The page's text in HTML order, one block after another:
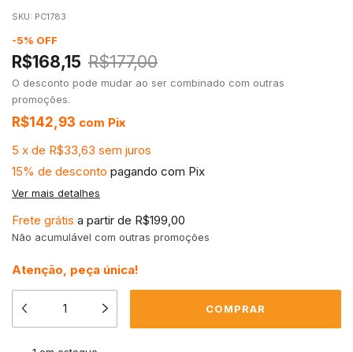
SKU: PC1783
-5% OFF
R$168,15 R$177,00
O desconto pode mudar ao ser combinado com outras
promoções.
R$142,93 com Pix
5 x de R$33,63 sem juros
15% de desconto pagando com Pix
Ver mais detalhes
Frete grátis a partir de R$199,00
Não acumulável com outras promoções
Atenção, peça única!